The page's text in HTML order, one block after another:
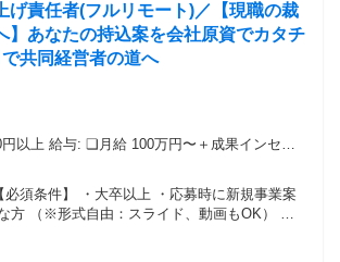
げ責任者(フルリモート)／【現職の裁
】あなたの持込案を会社原資でカタチ
共同経営者の道へ
100万円〜＋成果インセン
> ・月給100万円 └管理職
円 ・インセンティブ：新規事業
移／利益率により支給 【一律手当】 全
われる通勤・皆勤・家族手当金額：なし 全員
方 （※形式自由：スライド、動画もOK） 職
重視します。 ※提出いただく新規事